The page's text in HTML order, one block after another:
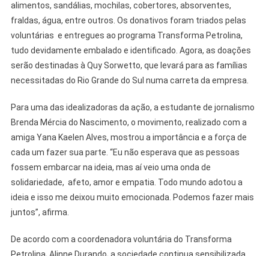
alimentos, sandálias, mochilas, cobertores, absorventes,
fraldas, água, entre outros. Os donativos foram triados pelas
voluntárias e entregues ao programa Transforma Petrolina,
tudo devidamente embalado e identificado. Agora, as doações
serão destinadas à Quy Sorwetto, que levará para as famílias
necessitadas do Rio Grande do Sul numa carreta da empresa.
Para uma das idealizadoras da ação, a estudante de jornalismo
Brenda Mércia do Nascimento, o movimento, realizado com a
amiga Yana Kaelen Alves, mostrou a importância e a força de
cada um fazer sua parte. “Eu não esperava que as pessoas
fossem embarcar na ideia, mas aí veio uma onda de
solidariedade, afeto, amor e empatia. Todo mundo adotou a
ideia e isso me deixou muito emocionada. Podemos fazer mais
juntos”, afirma.
De acordo com a coordenadora voluntária do Transforma